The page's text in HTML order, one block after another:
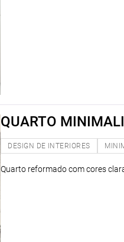
QUARTO
DESIGN DE INTERIORES
Quarto reformado com cores